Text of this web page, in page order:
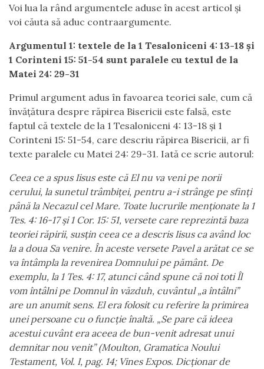
Voi lua la rând argumentele aduse în acest articol și
voi căuta să aduc contraargumente.
Argumentul 1: textele de la 1 Tesaloniceni 4: 13-18 și
1 Corinteni 15: 51-54 sunt paralele cu textul de la
Matei 24: 29-31
Primul argument adus în favoarea teoriei sale, cum că
învățătura despre răpirea Bisericii este falsă, este
faptul că textele de la 1 Tesaloniceni 4: 13-18 și 1
Corinteni 15: 51-54, care descriu răpirea Bisericii, ar fi
texte paralele cu Matei 24: 29-31. Iată ce scrie autorul:
Ceea ce a spus Iisus este căEl nu va veni pe norii
cerului, la sunetul trâmbiței, pentru a-i strânge pe sfinți
pânăla Necazul cel Mare. Toate lucrurile menționate la 1
Tes. 4: 16-17 și 1 Cor. 15: 51, versete care reprezintăbaza
teoriei răpirii, susțin ceea ce a descris Iisus ca având loc
la a doua Sa venire. În aceste versete Pavel a arătat ce se
va întâmpla la revenirea Domnului pe pământ. De
exemplu, la 1 Tes. 4: 17, atunci când spune cănoi toti Îl
vom întâlni pe Domnul în văzduh, cuvântul „a întâlni”
are un anumit sens. El era folosit cu referire la primirea
unei persoane cu o funcție înaltă. „Se pare căideea
acestui cuvânt era aceea de bun-venit adresat unui
demnitar nou venit” (Moulton, Gramatica Noului
Testament, Vol. I, pag. 14; Vines Expos. Dicționar de